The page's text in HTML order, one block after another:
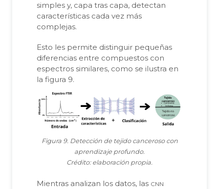
simples y, capa tras capa, detectan
características cada vez más
complejas.
Esto les permite distinguir pequeñas
diferencias entre compuestos con
espectros similares, como se ilustra en
la figura 9.
Figura 9. Detección de tejido canceroso con
aprendizaje profundo.
Crédito: elaboración propia.
Mientras analizan los datos, las cnn